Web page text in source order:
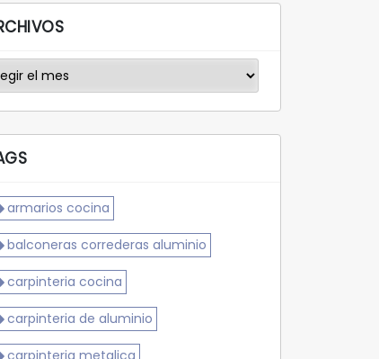
armarios cocina
balconeras correderas aluminio
carpinteria cocina
carpinteria de aluminio